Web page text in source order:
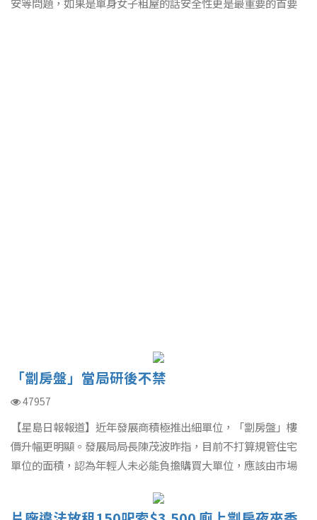
「劏房盤」當局研後不禁
47957
【星島日報報道】近年發展商積極推出細單位，「劏房盤」樓
價升幅更明顯。發展局局長陳茂波昨指，目前不打算規管住宅
單位的面積，認為年輕人未必能負擔購買大單位，應該由市場
劃，除增加發展土地，會將環保和生物多樣性納入規劃及發展